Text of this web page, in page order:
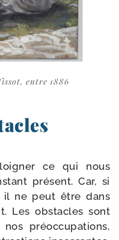
entre 1886
ce qui nous
pré­sent. Car, si
il ne peut être dans
Les obs­tacles sont
pré­oc­cu­pa­tions,